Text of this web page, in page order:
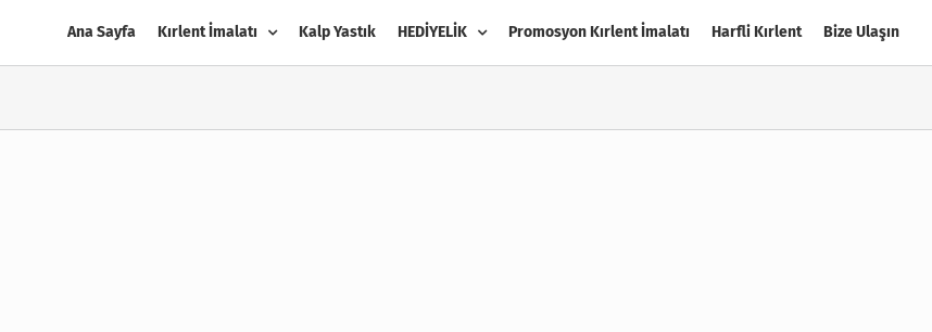
Ana Sayfa Kırlent İmalatı Kalp Yastık HEDİYELİK Promosyon Kırlent İmalatı Harfli Kırlent Bize Ulaşın